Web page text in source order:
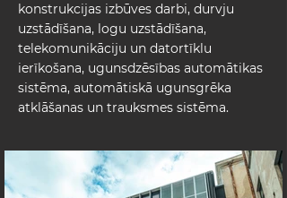
konstrukcijas izbūves darbi, durvju
uzstādīšana, logu uzstādīšana,
telekomunikāciju un datortīklu
ierīkošana, ugunsdzēsības automātikas
sistēma, automātiskā ugunsgrēka
atklāšanas un trauksmes sistēma.